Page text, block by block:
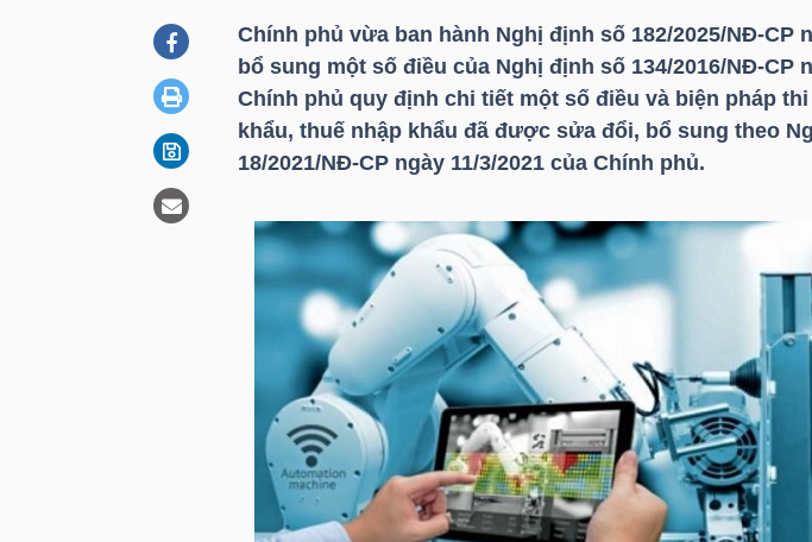
Chính phủ vừa ban hành Nghị định số 182/2025/NĐ-CP
bổ sung một số điều của Nghị định số 134/2016/NĐ-CP
Chính phủ quy định chi tiết một số điều và biện pháp
khẩu, thuế nhập khẩu đã được sửa đổi, bổ sung theo
18/2021/NĐ-CP ngày 11/3/2021 của Chính phủ.